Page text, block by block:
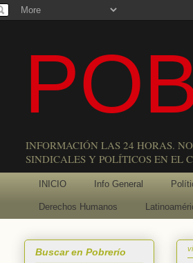
INFORMACIÓN LAS 24 HORAS.
SINDICALES Y POLÍTICOS EN EL
INICIO Info General
Derechos Humanos
Buscar en Pobrerío